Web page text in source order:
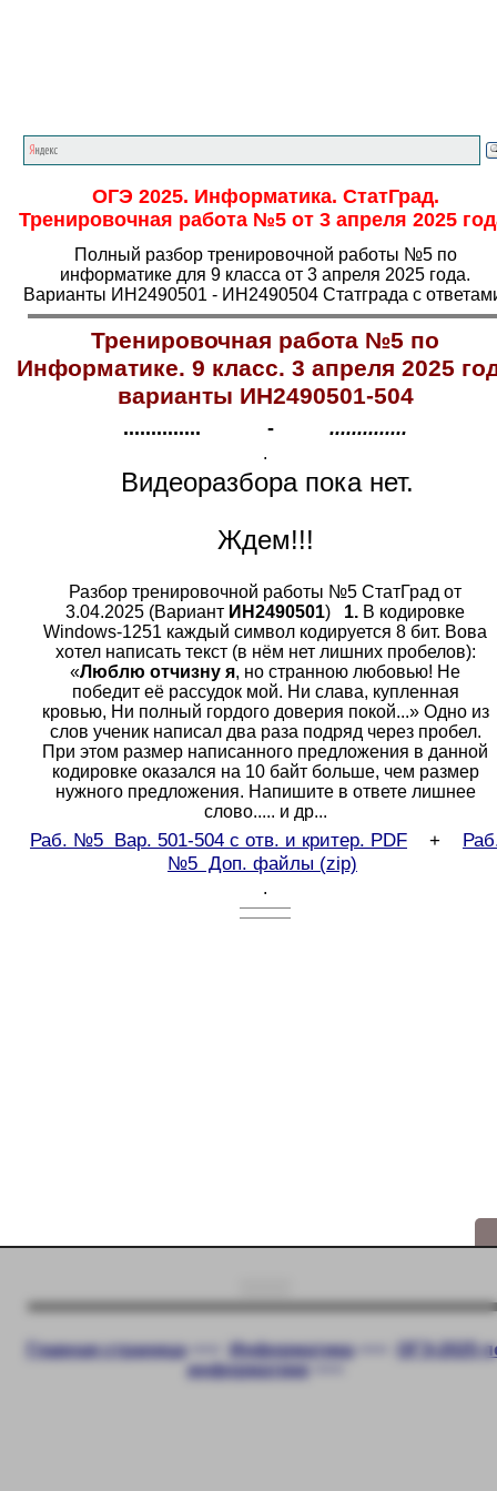
ОГЭ 2025. Информатика. СтатГрад.
Тренировочная работа №5 от 3 апреля 2025
Полный разбор тренировочной работы №5 по
информатике для 9 класса от 3 апреля 2025 года.
Варианты ИН2490501 - ИН2490504 Статграда с
Тренировочная работа №5 по
Информатике. 9 класс. 3 апреля 2025
варианты ИН2490501-504
.............. - ..............
.
Видеоразбора пока нет.
Ждем!!!
Разбор тренировочной работы №5 СтатГрад от
3.04.2025 (Вариант ИН2490501) 1. В кодировке
Windows-1251 каждый символ кодируется 8 бит. Вова
хотел написать текст (в нём нет лишних пробелов):
«Люблю отчизну я, но странною любовью! Не
победит её рассудок мой. Ни слава, купленная
кровью, Ни полный гордого доверия покой...» Одно из
слов ученик написал два раза подряд через пробел.
При этом размер написанного предложения в данной
кодировке оказался на 10 байт больше, чем размер
нужного предложения. Напишите в ответе лишнее
слово..... и др...
Раб. №5 Вар. 501-504 с отв. и критер. PDF +
№5 Доп. файлы (zip)
.
Главная страница<<< Информатика<<<
ОГЭ-2025
информатике